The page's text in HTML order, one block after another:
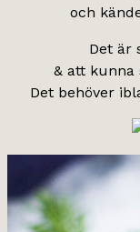
och
Det är
& att kunna
Det behöver